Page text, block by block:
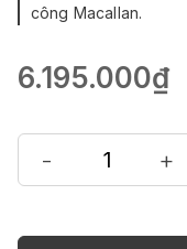
công Macallan.
6.195.000₫
- +